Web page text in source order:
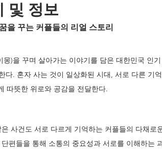
및 정보
을 꾸는 커플들의 리얼 스토리
)을 꾸며 살아가는 이야기를 담은 대한민국 인
. 혼자 사는 것이 일상화된 시대, 서로 다른 기
따뜻한 위로와 공감을 전달한다.
사건도 서로 다르게 기억하는 커플들의 다채로
편들을 통해 소통의 중요성과 서로를 이해하는